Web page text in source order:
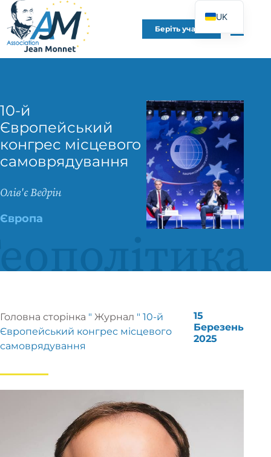
Беріть участь
10-й
Європейський
конгрес місцевого
самоврядування
Олів'є Ведрін
Європа
Головна сторінка " Журнал " 10-й
Європейський конгрес місцевого
самоврядування
15
Березень
2025
UK
FR
EN
IT
PT